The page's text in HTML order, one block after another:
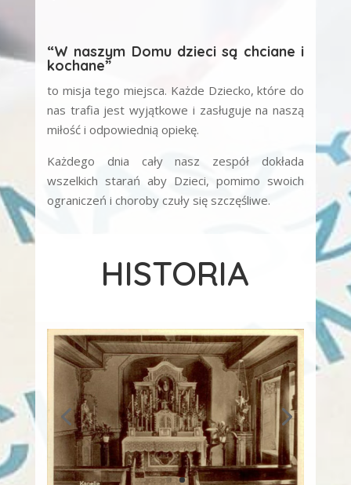
“W naszym Domu dzieci są chciane i
kochane”
to misja tego miejsca. Każde Dziecko, które do
nas trafia jest wyjątkowe i zasługuje na naszą
miłość i odpowiednią opiekę.
Każdego dnia cały nasz zespół dokłada
wszelkich starań aby Dzieci, pomimo swoich
ograniczeń i choroby czuły się szczęśliwe.
HISTORIA